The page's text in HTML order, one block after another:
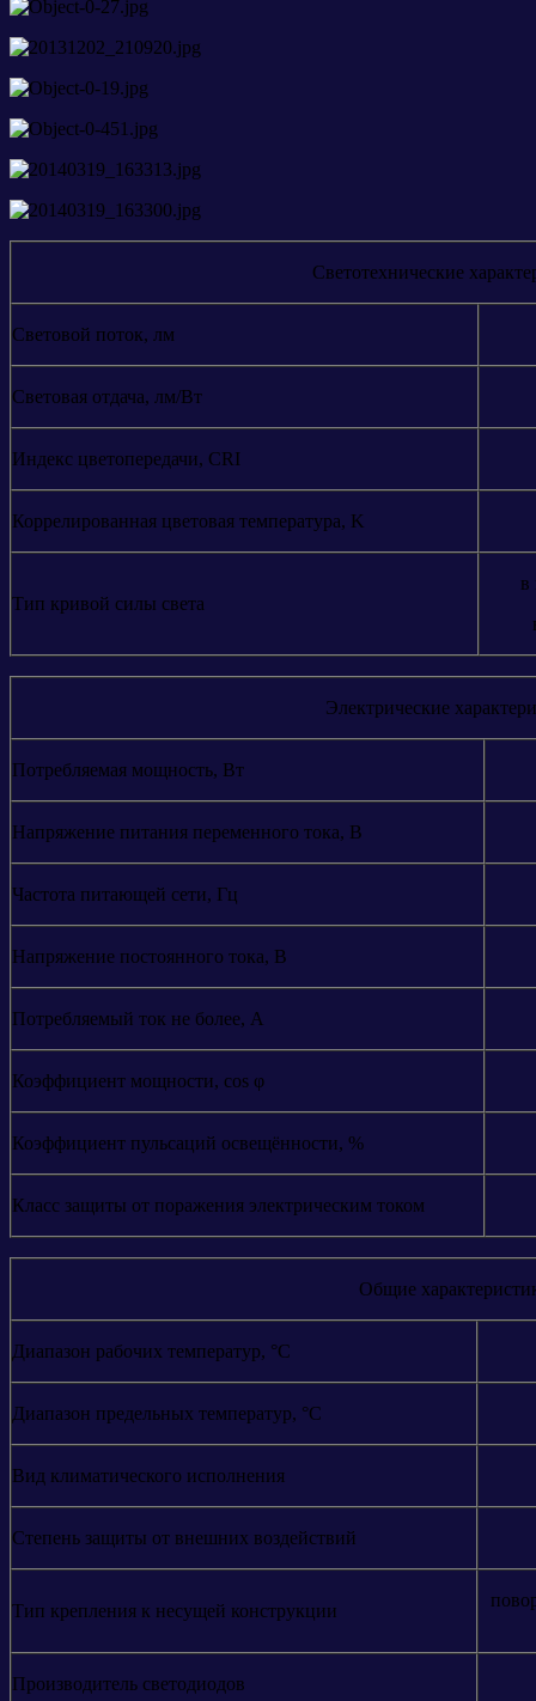
Светотехнические
Световой поток, лм
Световая отдача, лм/Вт
Индекс цветопередачи, CRI
Коррелированная цветовая температура, K
Тип кривой силы света
в
Электрические
Потребляемая мощность, Вт
Напряжение питания переменного тока, В
Частота питающей сети, Гц
Напряжение постоянного тока, В
Потребляемый ток не более, А
Коэффициент мощности, cos φ
Коэффициент пульсаций освещённости, %
Класс защиты от поражения электрическим током
Общие
Диапазон рабочих температур, °С
Диапазон предельных температур, °С
Вид климатического исполнения
Степень защиты от внешних воздействий
Тип крепления к несущей конструкции
Производитель светодиодов